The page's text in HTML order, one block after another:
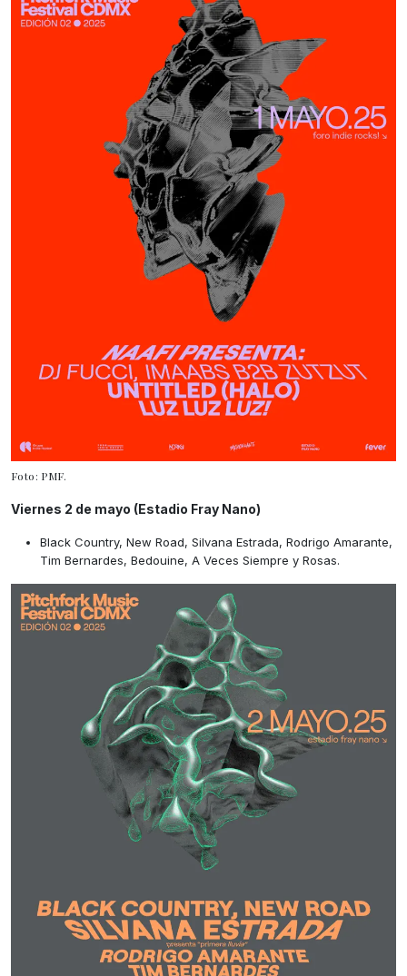
Foto: PMF.
Viernes 2 de mayo (Estadio Fray Nano)
Black Country, New Road, Silvana Estrada, Rodrigo Amarante,
Tim Bernardes, Bedouine, A Veces Siempre y Rosas.